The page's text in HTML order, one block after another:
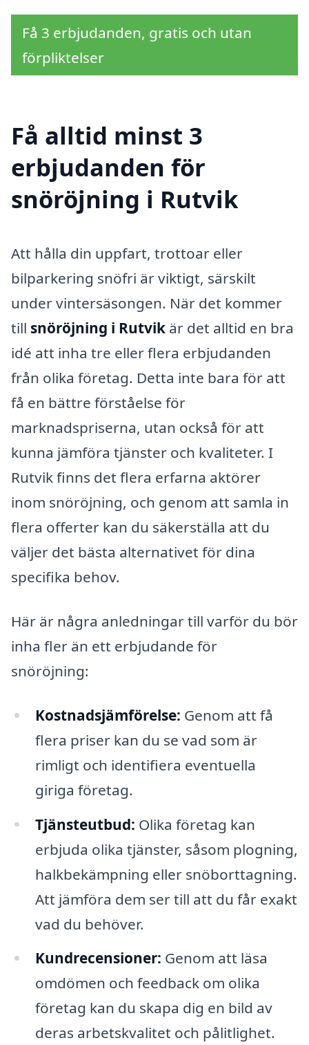
Få 3 erbjudanden, gratis och utan
förpliktelser
Få alltid minst 3
erbjudanden för
snöröjning i Rutvik
Att hålla din uppfart, trottoar eller
bilparkering snöfri är viktigt, särskilt
under vintersäsongen. När det kommer
till snöröjning i Rutvik är det alltid en bra
idé att inha tre eller flera erbjudanden
från olika företag. Detta inte bara för att
få en bättre förståelse för
marknadspriserna, utan också för att
kunna jämföra tjänster och kvaliteter. I
Rutvik finns det flera erfarna aktörer
inom snöröjning, och genom att samla in
flera offerter kan du säkerställa att du
väljer det bästa alternativet för dina
specifika behov.
Här är några anledningar till varför du bör
inha fler än ett erbjudande för
snöröjning:
Kostnadsjämförelse: Genom att få
flera priser kan du se vad som är
rimligt och identifiera eventuella
giriga företag.
Tjänsteutbud: Olika företag kan
erbjuda olika tjänster, såsom plogning,
halkbekämpning eller snöborttagning.
Att jämföra dem ser till att du får exakt
vad du behöver.
Kundrecensioner: Genom att läsa
omdömen och feedback om olika
företag kan du skapa dig en bild av
deras arbetskvalitet och pålitlighet.